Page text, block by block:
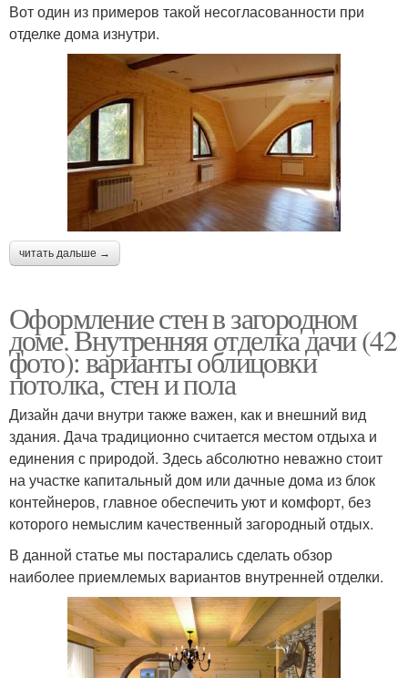
Вот один из примеров такой несогласованности при
отделке дома изнутри.
читать дальше →
Оформление стен в загородном
доме. Внутренняя отделка дачи (42
фото): варианты облицовки
потолка, стен и пола
Дизайн дачи внутри также важен, как и внешний вид
здания. Дача традиционно считается местом отдыха и
единения с природой. Здесь абсолютно неважно стоит
на участке капитальный дом или дачные дома из блок
контейнеров, главное обеспечить уют и комфорт, без
которого немыслим качественный загородный отдых.
В данной статье мы постарались сделать обзор
наиболее приемлемых вариантов внутренней отделки.